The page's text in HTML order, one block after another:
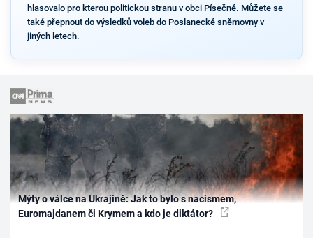
hlasovalo pro kterou politickou stranu v obci Písečné. Můžete se
také přepnout do výsledků voleb do Poslanecké sněmovny v
jiných letech.
Mýty o válce na Ukrajině: Jak to bylo s nacismem,
Euromajdanem či Krymem a kdo je diktátor?